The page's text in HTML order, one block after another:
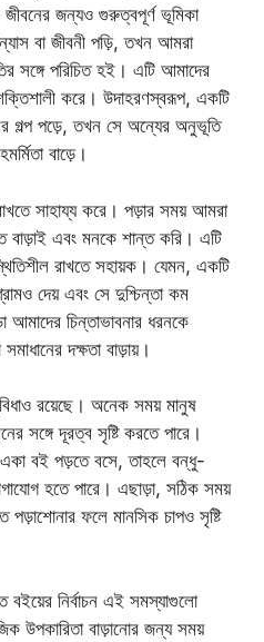
জন্যও গুরুত্বপূর্ণ ভূমিকা
বা জীবনী পড়ি, তখন আমরা
সঙ্গে পরিচিত হই। এটি আমাদের
করে। উদাহরণস্বরূপ, একটি
গল্প পড়ে, তখন সে অন্যের অনুভূতি
বাড়ে।
সাহায্য করে। পড়ার সময় আমরা
বাড়াই এবং মনকে শান্ত করি। এটি
রাখতে সহায়ক। যেমন, একটি
দেয় এবং সে দুশ্চিন্তা কম
চিন্তাভাবনার ধরনকে
দক্ষতা বাড়ায়।
রয়েছে। অনেক সময় মানুষ
সঙ্গে দূরত্ব সৃষ্টি করতে পারে।
একা বই পড়তে বসে, তাহলে বন্ধু-
হতে পারে। এছাড়া, সঠিক সময়
পড়াশোনার ফলে মানসিক চাপও সৃষ্টি
নির্বাচন এই সমস্যাগুলো
উপকারিতা বাড়ানোর জন্য সময়